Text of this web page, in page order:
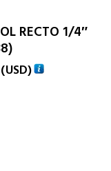
RECTO 1/4″
(USD)